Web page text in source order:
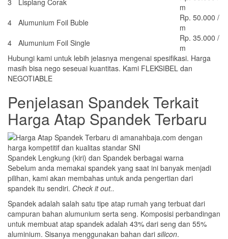
3
Lisplang Corak
m
4
Alumunium Foil Buble
Rp. 50.000 /
m
4
Alumunium Foil Single
Rp. 35.000 /
m
Hubungi kami untuk lebih jelasnya mengenai spesifikasi. Harga
masih bisa nego seseuai kuantitas. Kami FLEKSIBEL dan
NEGOTIABLE
Penjelasan Spandek Terkait
Harga Atap Spandek Terbaru
Spandek Lengkung (kiri) dan Spandek berbagai warna
Sebelum anda memakai spandek yang saat ini banyak menjadi
pilihan, kami akan membahas untuk anda pengertian dari
spandek itu sendiri. Check it out..
Spandek adalah salah satu tipe atap rumah yang terbuat dari
campuran bahan alumunium serta seng. Komposisi perbandingan
untuk membuat atap spandek adalah 43% dari seng dan 55%
aluminium. Sisanya menggunakan bahan dari silicon.